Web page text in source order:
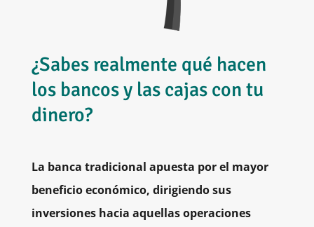
¿Sabes realmente qué hacen
los bancos y las cajas con tu
dinero?
La banca tradicional apuesta por el mayor
beneficio económico, dirigiendo sus
inversiones hacia aquellas operaciones